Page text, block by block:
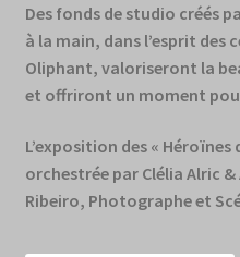
Des fonds de studio créés
à la main, dans l’esprit des
Oliphant, valoriseront la
et offriront un moment
L’exposition des «
orchestrée par Clélia Alric &
Ribeiro, Photographe et